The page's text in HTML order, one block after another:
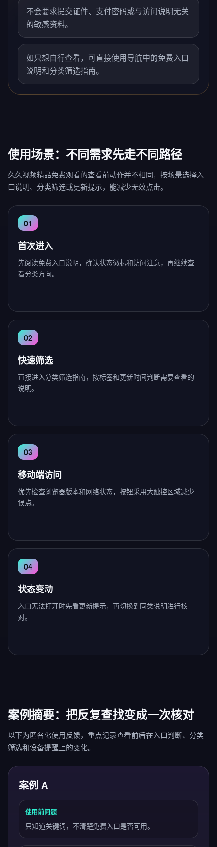
不会要求提交证件、支付密码或与访问说明无关
的敏感资料。
如只想自行查看，可直接使用导航中的免费入口
说明和分类筛选指南。
使用场景：不同需求先走不同路径
久久视频精品免费观看的查看前动作并不相同，按场景选择入
口说明、分类筛选或更新提示，能减少无效点击。
首次进入
先阅读免费入口说明，确认状态徽标和访问注意，再继续查
看分类方向。
快速筛选
直接进入分类筛选指南，按标签和更新时间判断需要查看的
说明。
移动端访问
优先检查浏览器版本和网络状态，按钮采用大触控区域减少
误点。
状态变动
入口无法打开时先看更新提示，再切换到同类说明进行核
对。
案例摘要：把反复查找变成一次核对
以下为匿名化使用反馈，重点记录查看前后在入口判断、分类
筛选和设备提醒上的变化。
案例 A
使用前问题
只知道关键词，不清楚免费入口是否可用。